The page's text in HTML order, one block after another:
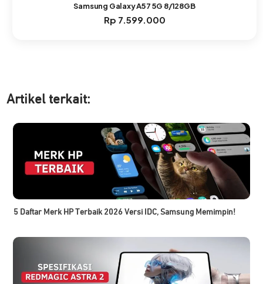
Samsung Galaxy A57 5G 8/128GB
Rp 7.599.000
Artikel terkait:
5 Daftar Merk HP Terbaik 2026 Versi IDC, Samsung Memimpin!